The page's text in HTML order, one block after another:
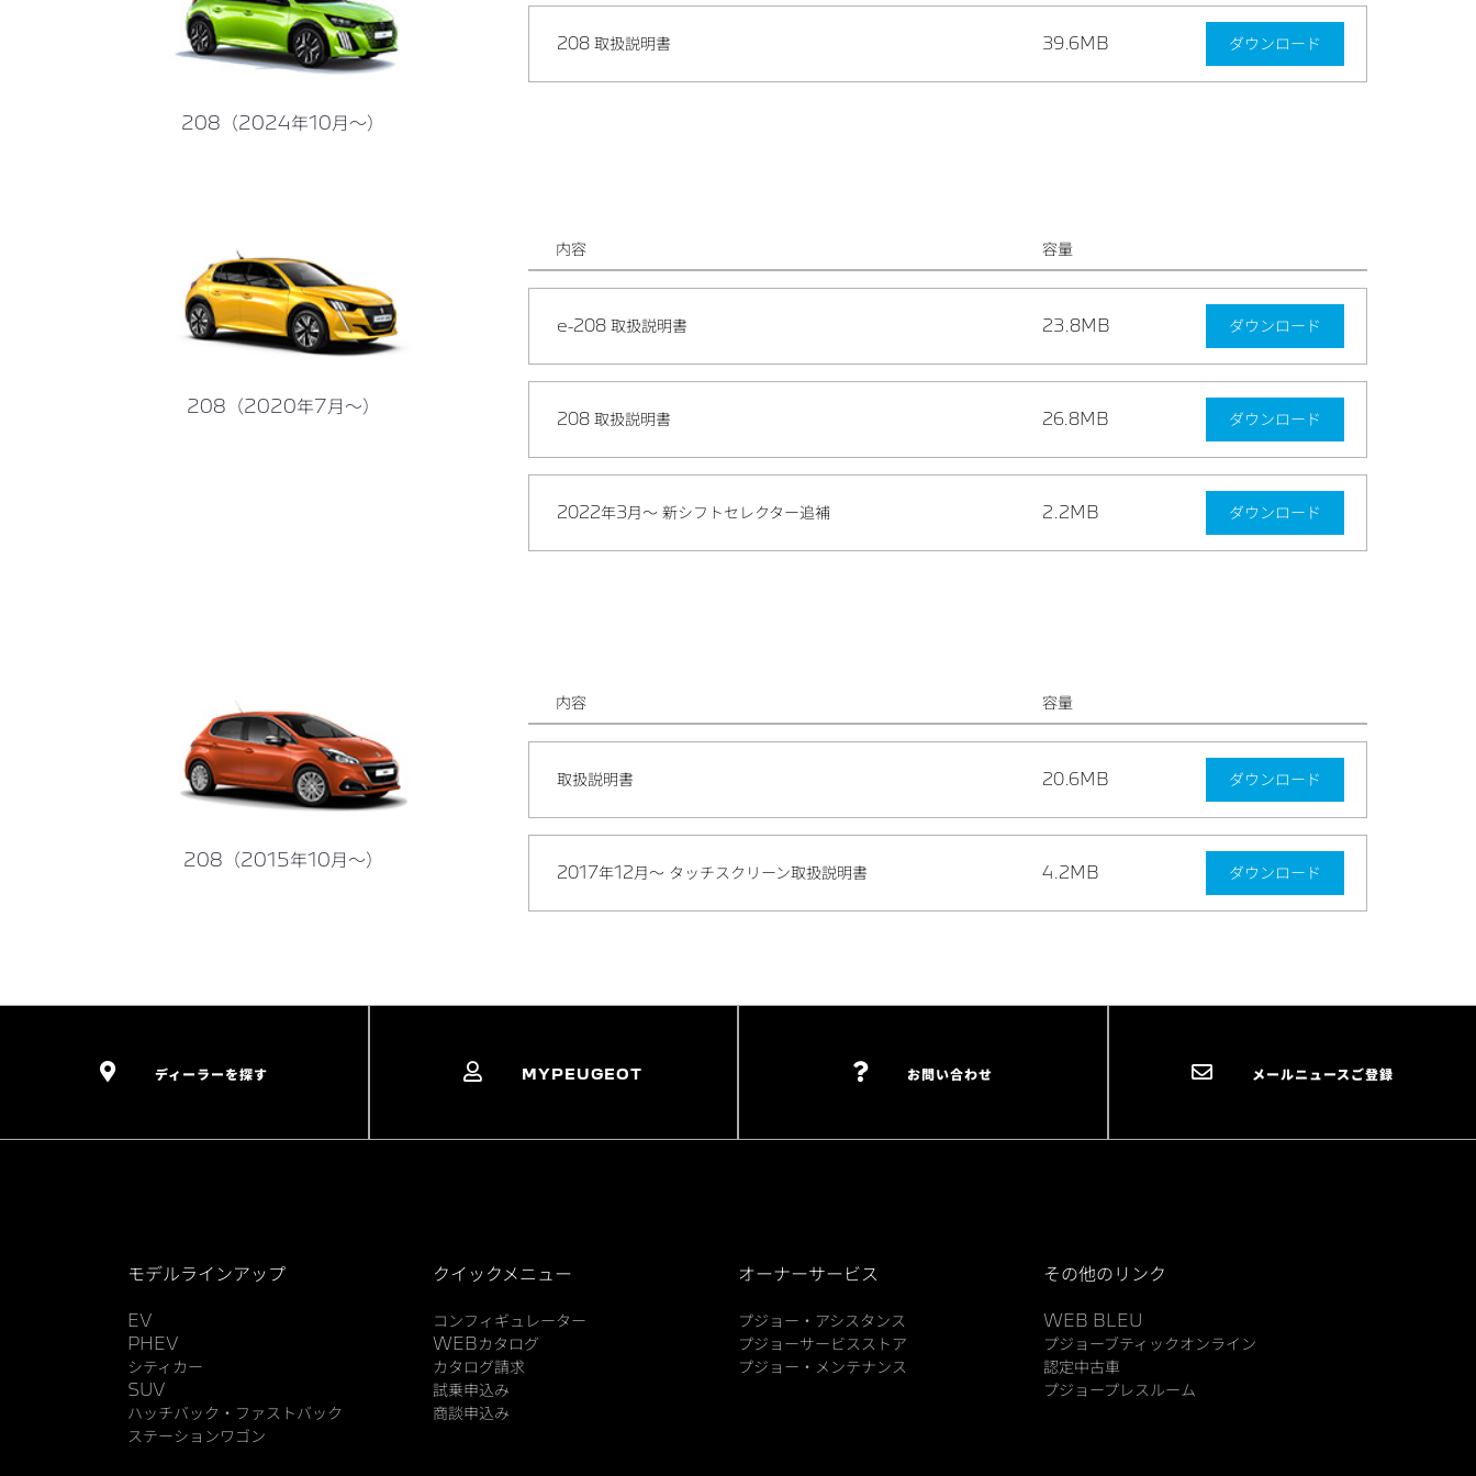
208（2024年10月～）
208 取扱説明書 39.6MB ダウンロード
208（2020年7月～）
内容 容量
e-208 取扱説明書 23.8MB ダウンロード
208 取扱説明書 26.8MB ダウンロード
2022年3月～ 新シフトセレクター追補 2.2MB ダウンロード
208（2015年10月～）
内容 容量
取扱説明書 20.6MB ダウンロード
2017年12月～ タッチスクリーン取扱説明書 4.2MB ダウンロード
ディーラーを探す MYPEUGEOT お問い合わせ メールニュースご登録
モデルラインアップ
EV
PHEV
シティカー
SUV
ハッチバック・ファストバック
ステーションワゴン
クイックメニュー
コンフィギュレーター
WEBカタログ
カタログ請求
試乗申込み
商談申込み
オーナーサービス
プジョー・アシスタンス
プジョーサービスストア
プジョー・メンテナンス
その他のリンク
WEB BLEU
プジョーブティックオンライン
認定中古車
プジョープレスルーム